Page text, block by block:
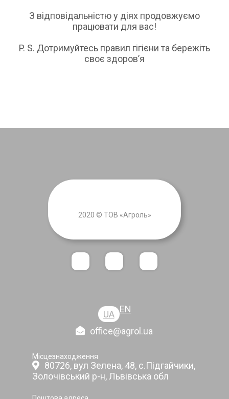
З відповідальністю у діях продовжуємо
працювати для вас!
P. S. Дотримуйтесь правил гігієни та бережіть
своє здоров’я
2020 © ТОВ «Агроль»
UA EN
office@agrol.ua
Місцезнаходження
80726, вул Зелена, 48, с.Підгайчики,
Золочівський р-н, Львівська обл